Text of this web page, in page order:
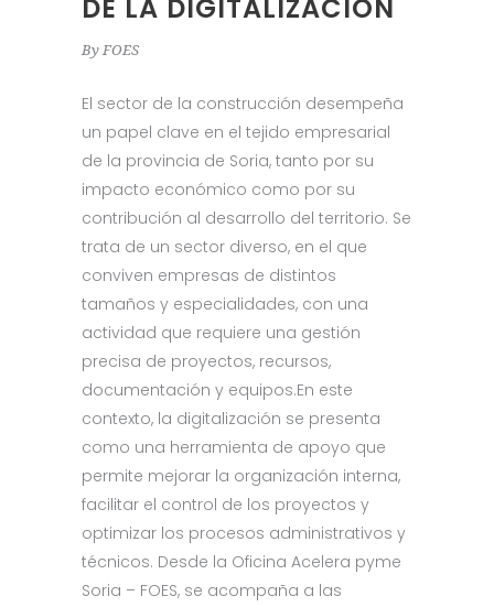
DE LA DIGITALIZACIÓN
By FOES
El sector de la construcción desempeña
un papel clave en el tejido empresarial
de la provincia de Soria, tanto por su
impacto económico como por su
contribución al desarrollo del territorio. Se
trata de un sector diverso, en el que
conviven empresas de distintos
tamaños y especialidades, con una
actividad que requiere una gestión
precisa de proyectos, recursos,
documentación y equipos.En este
contexto, la digitalización se presenta
como una herramienta de apoyo que
permite mejorar la organización interna,
facilitar el control de los proyectos y
optimizar los procesos administrativos y
técnicos. Desde la Oficina Acelera pyme
Soria – FOES, se acompaña a las